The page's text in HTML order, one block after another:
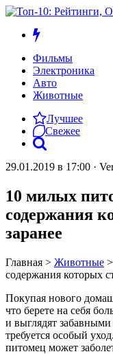
Фильмы
Электроника
Авто
Животные
Лучшее
Свежее
29.01.2019 в 17:00 ·
10 милых
содержания
заранее
Главная > Животные >
содержания которых
Покупая нового
что берете на себя
и выглядят
требуется особый
питомец может